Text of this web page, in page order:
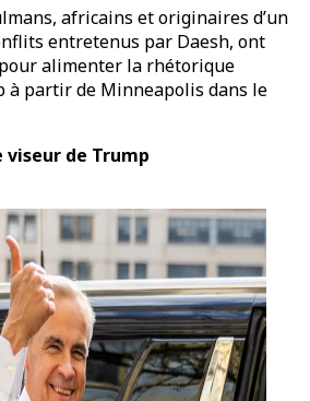
africains et originaires d’un
entretenus par Daesh, ont
alimenter la rhétorique
à partir de Minneapolis dans le
viseur de Trump